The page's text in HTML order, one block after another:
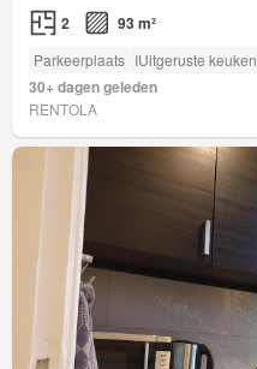
2 93 m²
Parkeerplaats IUitgeruste keuken
30+ dagen geleden
RENTOLA